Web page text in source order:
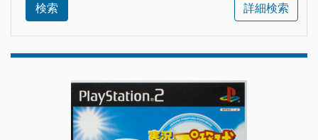
検索 詳細検索